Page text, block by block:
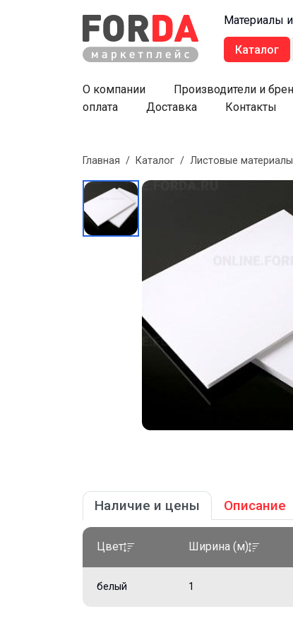
Материалы
Каталог
О компании Производители и
оплата
Доставка Контакты
Главная / Каталог / Листовые материалы
Наличие и цены Описание
Цвет Ширина (м)
белый 1